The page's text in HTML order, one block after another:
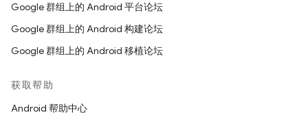
Google 群组上的 Android 平台论坛
Google 群组上的 Android 构建论坛
Google 群组上的 Android 移植论坛
获取帮助
Android 帮助中心